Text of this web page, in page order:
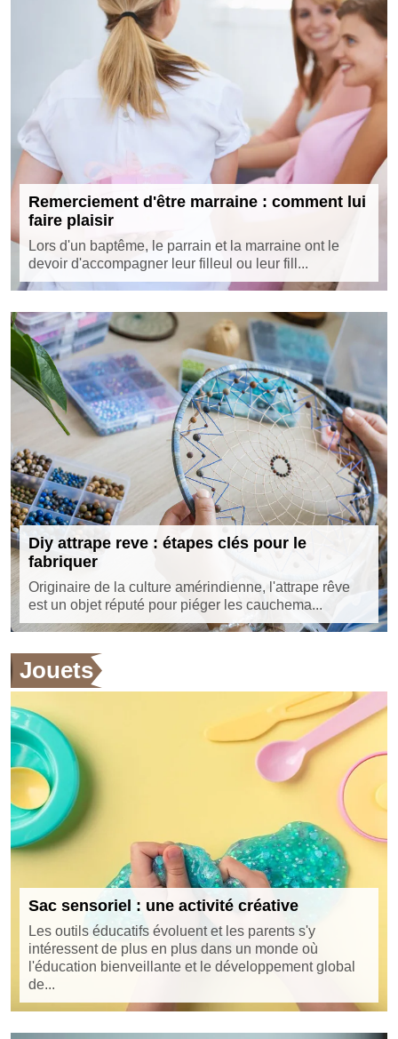
Remerciement d'être marraine : comment lui
faire plaisir
Lors d'un baptême, le parrain et la marraine ont le
devoir d'accompagner leur filleul ou leur fill...
Diy attrape reve : étapes clés pour le
fabriquer
Originaire de la culture amérindienne, l'attrape rêve
est un objet réputé pour piéger les cauchema...
Jouets
Sac sensoriel : une activité créative
Les outils éducatifs évoluent et les parents s'y
intéressent de plus en plus dans un monde où
l'éducation bienveillante et le développement global
de...